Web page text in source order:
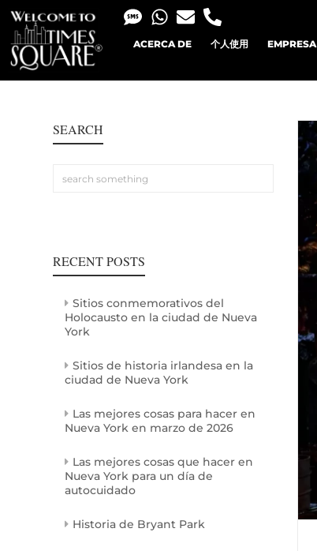
ACERCA DE 个人使用 EMPRESA
SEARCH
RECENT POSTS
Sitios conmemorativos del
Holocausto en la ciudad de Nueva
York
Sitios de historia irlandesa en la
ciudad de Nueva York
Las mejores cosas para hacer en
Nueva York en marzo de 2026
Las mejores cosas que hacer en
Nueva York para un día de
autocuidado
Historia de Bryant Park